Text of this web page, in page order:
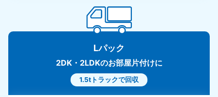
Lパック
2DK・2LDKのお部屋片付けに
1.5tトラックで回収